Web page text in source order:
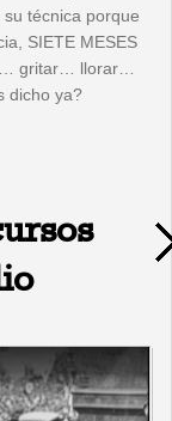
técnica porque
SIETE MESES
gritar… llorar…
dicho ya?